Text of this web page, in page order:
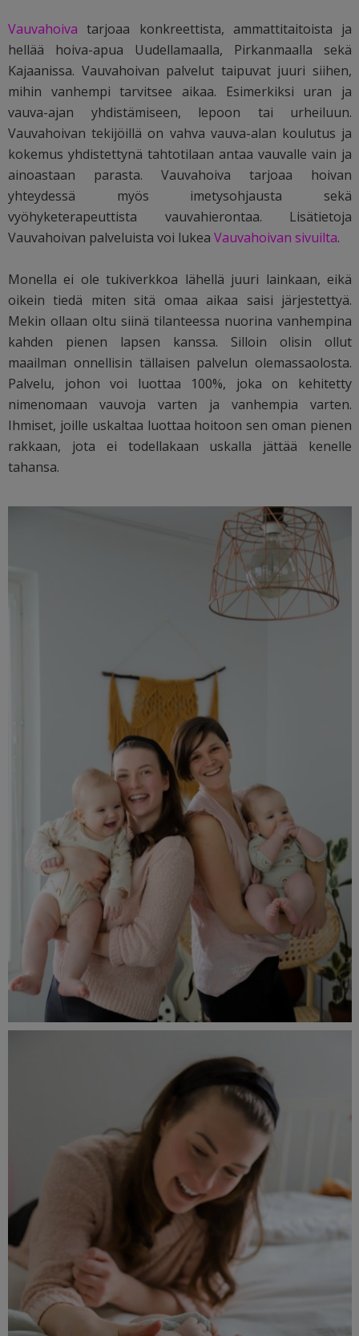
Vauvahoiva tarjoaa konkreettista, ammattitaitoista ja
hellää hoiva-apua Uudellamaalla, Pirkanmaalla sekä
Kajaanissa. Vauvahoivan palvelut taipuvat juuri siihen,
mihin vanhempi tarvitsee aikaa. Esimerkiksi uran ja
vauva-ajan yhdistämiseen, lepoon tai urheiluun.
Vauvahoivan tekijöillä on vahva vauva-alan koulutus ja
kokemus yhdistettynä tahtotilaan antaa vauvalle vain ja
ainoastaan parasta. Vauvahoiva tarjoaa hoivan
yhteydessä myös imetysohjausta sekä
vyöhyketerapeuttista vauvahierontaa. Lisätietoja
Vauvahoivan palveluista voi lukea Vauvahoivan sivuilta.
Monella ei ole tukiverkkoa lähellä juuri lainkaan, eikä
oikein tiedä miten sitä omaa aikaa saisi järjestettyä.
Mekin ollaan oltu siinä tilanteessa nuorina vanhempina
kahden pienen lapsen kanssa. Silloin olisin ollut
maailman onnellisin tällaisen palvelun olemassaolosta.
Palvelu, johon voi luottaa 100%, joka on kehitetty
nimenomaan vauvoja varten ja vanhempia varten.
Ihmiset, joille uskaltaa luottaa hoitoon sen oman pienen
rakkaan, jota ei todellakaan uskalla jättää kenelle
tahansa.